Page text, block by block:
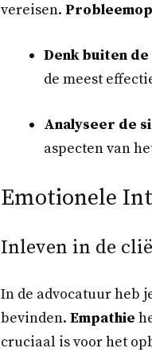
vereisen.
Denk buiten
de meest
Analyseer de
aspecten van
Emotionele
Inleven in de
In de advocatuur heb
bevinden. Empathie
cruciaal is voor het